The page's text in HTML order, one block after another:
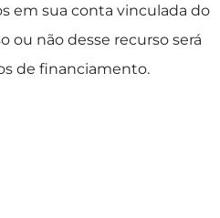
em sua conta vinculada do
ou não desse recurso será
de financiamento.